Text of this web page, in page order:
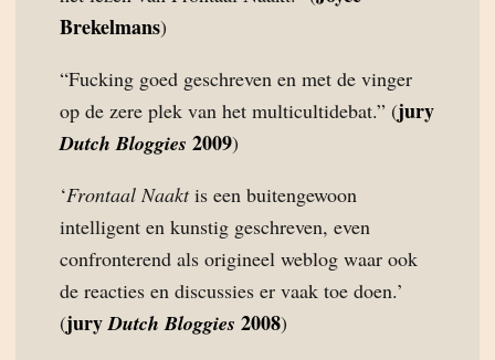
Brekelmans)
“Fucking goed geschreven en met de vinger
op de zere plek van het multicultidebat.” (jury
Dutch Bloggies 2009)
‘Frontaal Naaktis een buitengewoon
intelligent en kunstig geschreven, even
confronterend als origineel weblog waar ook
de reacties en discussies er vaak toe doen.’
(juryDutch Bloggies 2008)